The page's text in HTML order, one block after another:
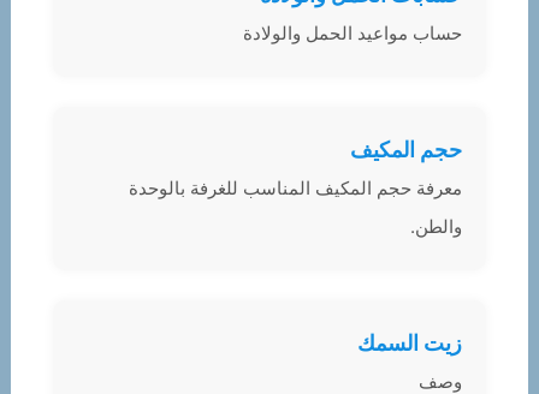
حساب مواعيد الحمل والولادة
حجم المكيف
معرفة حجم المكيف المناسب للغرفة بالوحدة
والطن.
زيت السمك
وصف